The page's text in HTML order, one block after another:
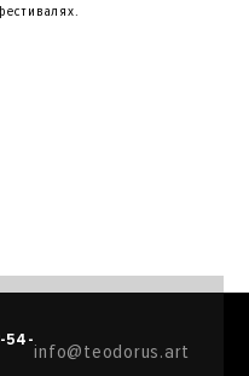
54-
info@teodorus.art